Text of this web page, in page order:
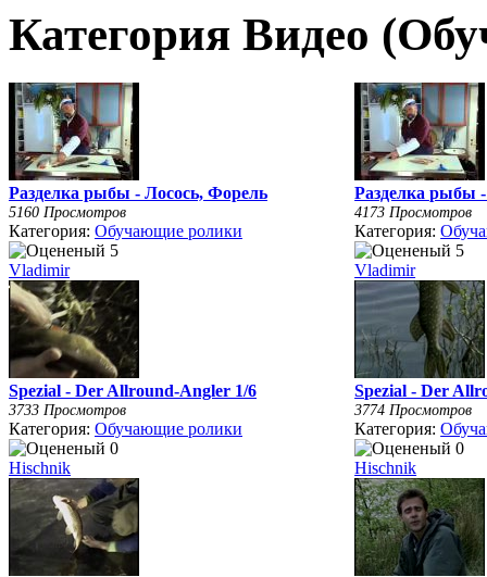
Категория Видео
Разделка рыбы - Лосось, Форель
5160 Просмотров
Категория: Обучающие ролики
Vladimir
Разделка рыбы
4173 Просмотров
Категория:
Vladimir
Spezial - Der Allround-Angler 1/6
3733 Просмотров
Категория: Обучающие ролики
Hischnik
Spezial - Der
3774 Просмотров
Категория:
Hischnik